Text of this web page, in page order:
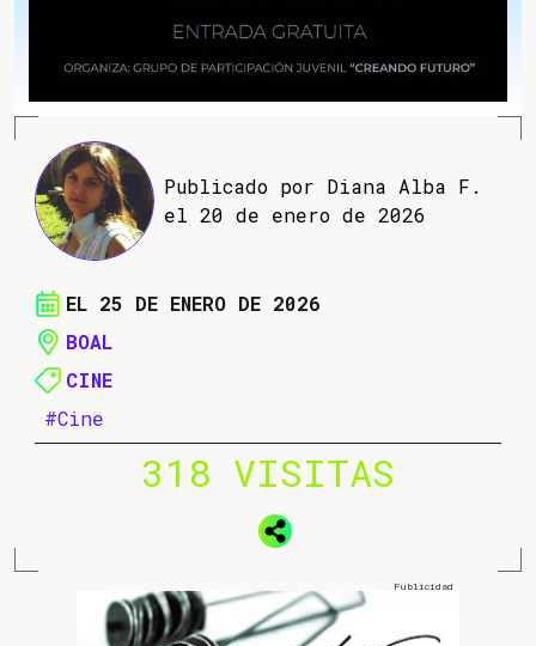
Publicado por Diana Alba F.
el 20 de enero de 2026
EL 25 DE ENERO DE 2026
BOAL
CINE
#Cine
318 VISITAS